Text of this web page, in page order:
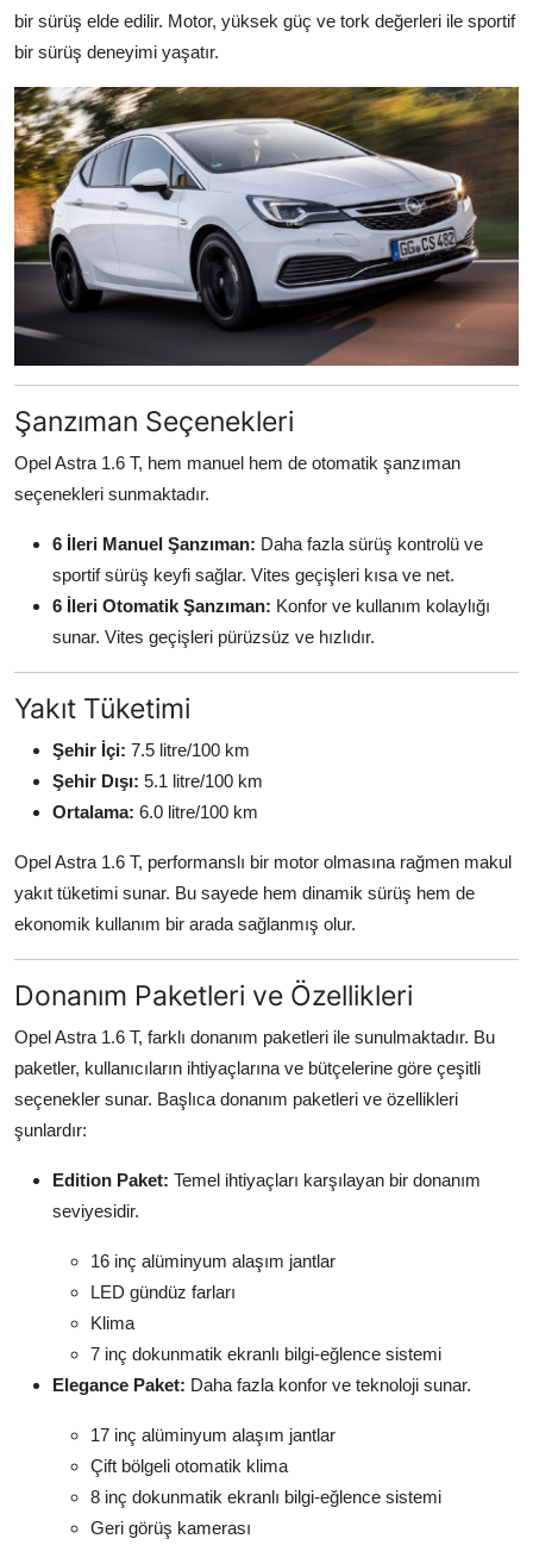
bir sürüş elde edilir. Motor, yüksek güç ve tork değerleri ile sportif
bir sürüş deneyimi yaşatır.
Şanzıman Seçenekleri
Opel Astra 1.6 T, hem manuel hem de otomatik şanzıman
seçenekleri sunmaktadır.
6 İleri Manuel Şanzıman: Daha fazla sürüş kontrolü ve
sportif sürüş keyfi sağlar. Vites geçişleri kısa ve net.
6 İleri Otomatik Şanzıman: Konfor ve kullanım kolaylığı
sunar. Vites geçişleri pürüzsüz ve hızlıdır.
Yakıt Tüketimi
Şehir İçi: 7.5 litre/100 km
Şehir Dışı: 5.1 litre/100 km
Ortalama: 6.0 litre/100 km
Opel Astra 1.6 T, performanslı bir motor olmasına rağmen makul
yakıt tüketimi sunar. Bu sayede hem dinamik sürüş hem de
ekonomik kullanım bir arada sağlanmış olur.
Donanım Paketleri ve Özellikleri
Opel Astra 1.6 T, farklı donanım paketleri ile sunulmaktadır. Bu
paketler, kullanıcıların ihtiyaçlarına ve bütçelerine göre çeşitli
seçenekler sunar. Başlıca donanım paketleri ve özellikleri
şunlardır:
Edition Paket: Temel ihtiyaçları karşılayan bir donanım
seviyesidir.
16 inç alüminyum alaşım jantlar
LED gündüz farları
Klima
7 inç dokunmatik ekranlı bilgi-eğlence sistemi
Elegance Paket: Daha fazla konfor ve teknoloji sunar.
17 inç alüminyum alaşım jantlar
Çift bölgeli otomatik klima
8 inç dokunmatik ekranlı bilgi-eğlence sistemi
Geri görüş kamerası